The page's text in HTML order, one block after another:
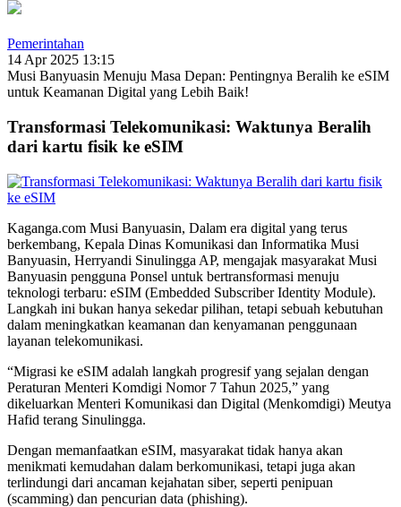
Pemerintahan
14 Apr 2025 13:15
Musi Banyuasin Menuju Masa Depan: Pentingnya Beralih ke eSIM
untuk Keamanan Digital yang Lebih Baik!
Transformasi Telekomunikasi: Waktunya Beralih
dari kartu fisik ke eSIM
Kaganga.com Musi Banyuasin, Dalam era digital yang terus
berkembang, Kepala Dinas Komunikasi dan Informatika Musi
Banyuasin, Herryandi Sinulingga AP, mengajak masyarakat Musi
Banyuasin pengguna Ponsel untuk bertransformasi menuju
teknologi terbaru: eSIM (Embedded Subscriber Identity Module).
Langkah ini bukan hanya sekedar pilihan, tetapi sebuah kebutuhan
dalam meningkatkan keamanan dan kenyamanan penggunaan
layanan telekomunikasi.
“Migrasi ke eSIM adalah langkah progresif yang sejalan dengan
Peraturan Menteri Komdigi Nomor 7 Tahun 2025,” yang
dikeluarkan Menteri Komunikasi dan Digital (Menkomdigi) Meutya
Hafid terang Sinulingga.
Dengan memanfaatkan eSIM, masyarakat tidak hanya akan
menikmati kemudahan dalam berkomunikasi, tetapi juga akan
terlindungi dari ancaman kejahatan siber, seperti penipuan
(scamming) dan pencurian data (phishing).